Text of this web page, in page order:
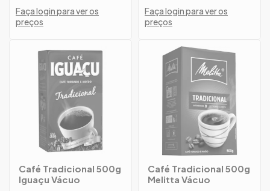
Faça login para ver os
preços
Faça login para ver os
preços
Café Tradicional 500g
Iguaçu Vácuo
Café Tradicional 500g
Melitta Vácuo